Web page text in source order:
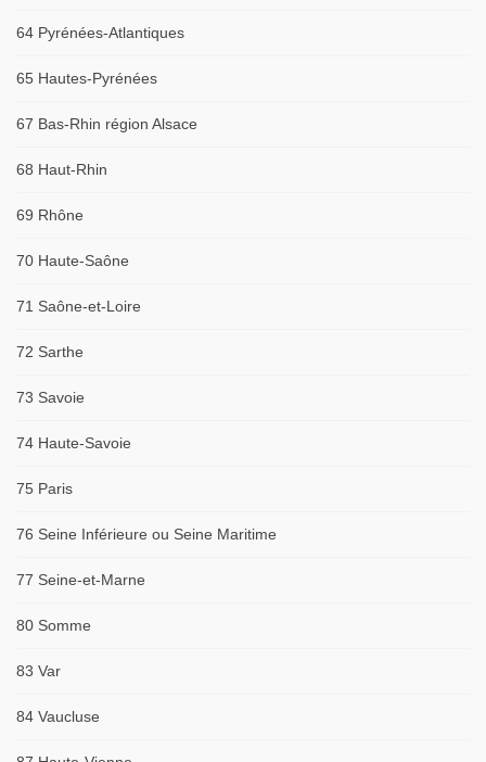
64 Pyrénées-Atlantiques
65 Hautes-Pyrénées
67 Bas-Rhin région Alsace
68 Haut-Rhin
69 Rhône
70 Haute-Saône
71 Saône-et-Loire
72 Sarthe
73 Savoie
74 Haute-Savoie
75 Paris
76 Seine Inférieure ou Seine Maritime
77 Seine-et-Marne
80 Somme
83 Var
84 Vaucluse